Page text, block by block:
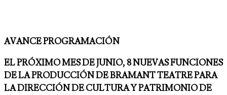
AVANCE PROGRAMACIÓN
EL PRÓXIMO MES DE JUNIO, 8 NUEVAS FUNCIONES
DE LA PRODUCCIÓN DE BRAMANT TEATRE PARA
LA DIRECCIÓN DE CULTURA Y PATRIMONIO DE